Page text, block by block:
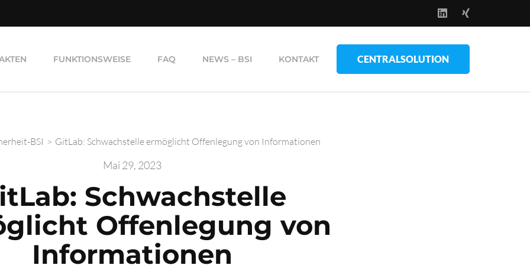
FUNKTIONSWEISE FAQ NEWS – BSI KONTAKT CENTRALSOLUTION
BSI > GitLab: Schwachstelle ermöglicht Offenlegung von Informationen
Mai 29, 2023
Schwachstelle
Offenlegung von
Informationen